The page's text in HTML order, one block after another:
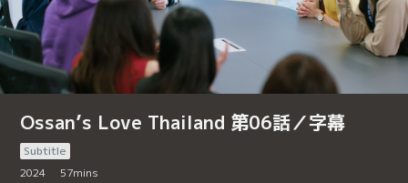
Ossan’s Love Thailand 第06話／字幕
Subtitle
2024
57mins